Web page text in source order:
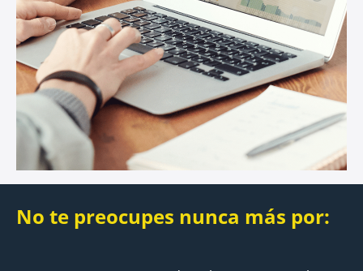
No te preocupes nunca más por: